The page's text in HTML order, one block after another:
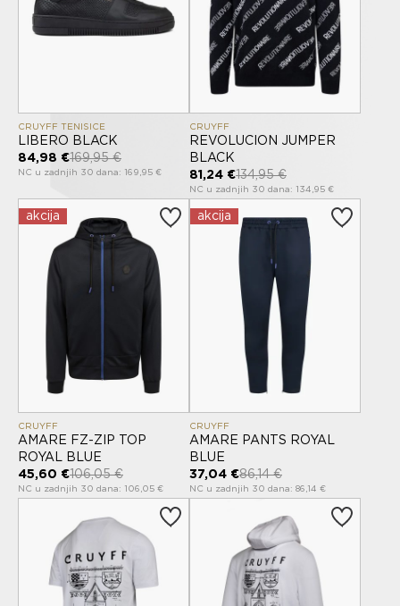
CRUYFF TENISICE
LIBERO BLACK
84,98 €169,95 €
NC u zadnjih 30 dana: 169,95 €
CRUYFF
REVOLUCION JUMPER
BLACK
81,24 €134,95 €
NC u zadnjih 30 dana: 134,95 €
akcija
CRUYFF
AMARE FZ-ZIP TOP
ROYAL BLUE
45,60 €106,05 €
NC u zadnjih 30 dana: 106,05 €
akcija
CRUYFF
AMARE PANTS ROYAL
BLUE
37,04 €86,14 €
NC u zadnjih 30 dana: 86,14 €